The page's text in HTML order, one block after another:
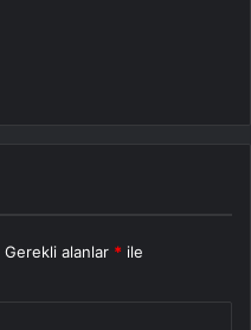
Gerekli alanlar * ile